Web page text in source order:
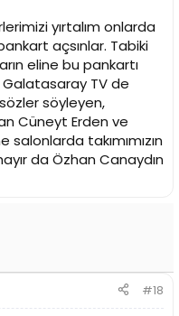
yırtalım onlarda
açsınlar. Tabiki
eline bu pankartı
TV de
söyleyen,
Cüneyt Erden ve
takımımızın
da Özhan Canaydın
#18